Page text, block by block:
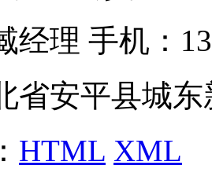
经理 手机：
省安平县城
HTML XML